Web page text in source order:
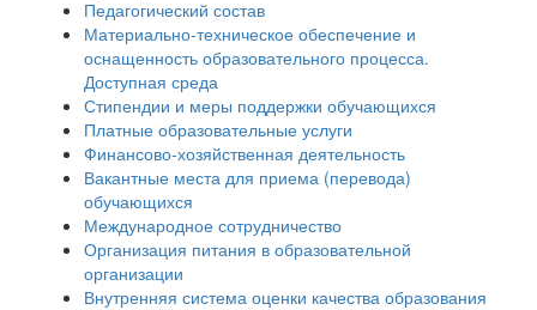
Педагогический состав
Материально-техническое обеспечение и
оснащенность образовательного процесса.
Доступная среда
Стипендии и меры поддержки обучающихся
Платные образовательные услуги
Финансово-хозяйственная деятельность
Вакантные места для приема (перевода)
обучающихся
Международное сотрудничество
Организация питания в образовательной
организации
Внутренняя система оценки качества образования